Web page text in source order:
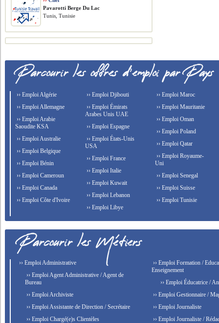
Pavarotti Berge Du Lac
Tunis, Tunisie
›› Emploi Algérie
›› Emploi Allemagne
›› Emploi Arabie
Saoudite KSA
›› Emploi Australie
›› Emploi Belgique
›› Emploi Bénin
›› Emploi Cameroun
›› Emploi Canada
›› Emploi Côte d'Ivoire
›› Emploi Djibouti
›› Emploi Émirats
Arabes Unis UAE
›› Emploi Espagne
›› Emploi États-Unis
USA
›› Emploi France
›› Emploi Italie
›› Emploi Kuwait
›› Emploi Lebanon
›› Emploi Libye
›› Emploi Maroc
›› Emploi Mauritanie
›› Emploi Oman
›› Emploi Poland
›› Emploi Qatar
›› Emploi Royaume-
Uni
›› Emploi Senegal
›› Emploi Suisse
›› Emploi Tunisie
›› Emploi Administrative
›› Emploi Agent Administrative / Agent de
Bureau
›› Emploi Archiviste
›› Emploi Assistante de Direction / Secrétaire
›› Emploi Chargé(e)s Clientèles
›› Emploi Formation /
Enseignement
›› Emploi Éducatrice /
›› Emploi Gestionnaire /
›› Emploi Journaliste
›› Emploi Journaliste /